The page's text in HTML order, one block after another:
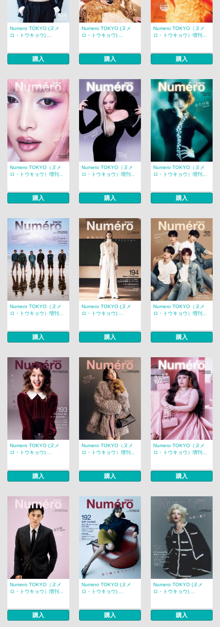
Numero TOKYO (ヌメ
ロ・トウキョウ) ...
購入
Numero TOKYO (ヌメ
ロ・トウキョウ) ...
購入
Numero TOKYO（ヌメ
ロ・トウキョウ）増刊...
購入
Numero TOKYO（ヌメ
ロ・トウキョウ）増刊...
購入
Numero TOKYO（ヌメ
ロ・トウキョウ）増刊...
購入
Numero TOKYO（ヌメ
ロ・トウキョウ）増刊...
購入
Numero TOKYO（ヌメ
ロ・トウキョウ）増刊...
購入
Numero TOKYO (ヌメ
ロ・トウキョウ) ...
購入
Numero TOKYO（ヌメ
ロ・トウキョウ）増刊...
購入
Numero TOKYO (ヌメ
ロ・トウキョウ) ...
購入
Numero TOKYO（ヌメ
ロ・トウキョウ）増刊...
購入
Numero TOKYO（ヌメ
ロ・トウキョウ）増刊...
購入
Numero TOKYO（ヌメ
ロ・トウキョウ）増刊...
購入
Numero TOKYO (ヌメ
ロ・トウキョウ) ...
購入
Numero TOKYO (ヌメ
ロ・トウキョウ) ...
購入